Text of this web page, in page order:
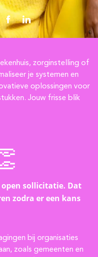
zorginstelling of
je systemen en
oplossingen voor
Jouw frisse blik
open sollicitatie. Dat
zodra er een kans
bij organisaties
zoals gemeenten en